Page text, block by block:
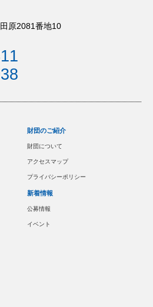
原2081番地10
財団のご紹介
財団について
アクセスマップ
プライバシーポリシー
新着情報
公募情報
イベント